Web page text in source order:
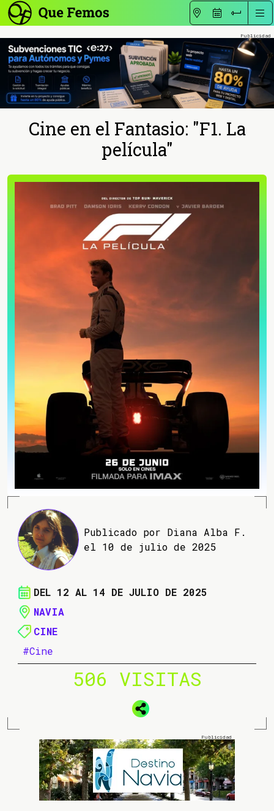
Cine en el Fantasio: "F1. La
película"
Publicado por Diana Alba F.
el 10 de julio de 2025
DEL 12 AL 14 DE JULIO DE 2025
NAVIA
CINE
#Cine
506 VISITAS